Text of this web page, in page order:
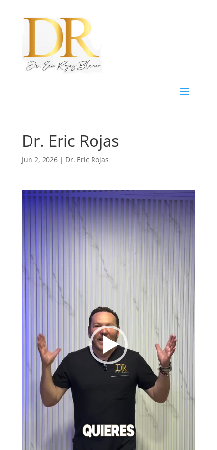
Dr. Eric Rojas
Jun 2, 2026| Dr. Eric Rojas
Reproductor